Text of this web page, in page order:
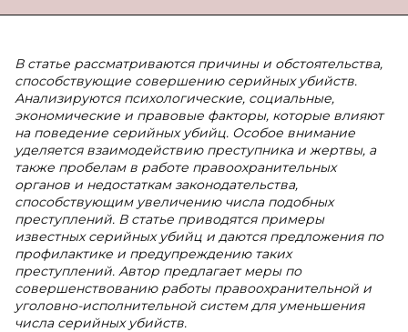
В статье рассматриваются причины и обстоятельства,
способствующие совершению серийных убийств.
Анализируются психологические, социальные,
экономические и правовые факторы, которые влияют
на поведение серийных убийц. Особое внимание
уделяется взаимодействию преступника и жертвы, а
также пробелам в работе правоохранительных
органов и недостаткам законодательства,
способствующим увеличению числа подобных
преступлений. В статье приводятся примеры
известных серийных убийц и даются предложения по
профилактике и предупреждению таких
преступлений. Автор предлагает меры по
совершенствованию работы правоохранительной и
уголовно-исполнительной систем для уменьшения
числа серийных убийств.